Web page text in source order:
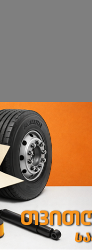
ფილიალი
მას. VI კვ., კორპ.№23ა